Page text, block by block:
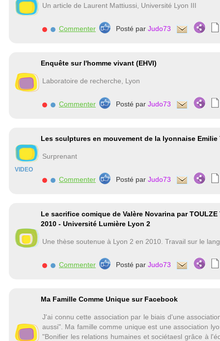
Un article de Laurent Mattiussi, Université Lyon III
Commenter Posté par Judo73
Enquête sur l'homme vivant (EHVI)
Laboratoire de recherche, Lyon
Commenter Posté par Judo73
VIDEO
Les sculptures en mouvement de la lyonnaise Emilie
Surprenant
Commenter Posté par Judo73
Le sacrifice comique de Valère Novarina par TOULZE
2010 - Université Lumière Lyon 2
Une thèse soutenue à Lyon 2 en 2010. Travail sur le
Commenter Posté par Judo73
Ma Famille Comme Unique sur Facebook
J'ai connu cette association par le biais d'une
aussi". Ma famille comme unique est une association
"Bonifier les relations humaines et sociétaesl grâce à